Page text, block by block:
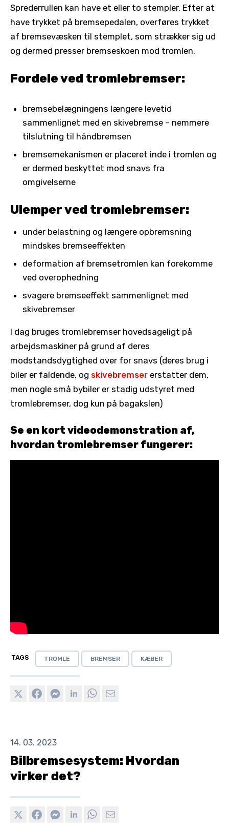
Sprederrullen kan have et eller to stempler. Efter at
have trykket på bremsepedalen, overføres trykket
af bremsevæsken til stemplet, som strækker sig ud
og dermed presser bremseskoen mod tromlen.
Fordele ved tromlebremser:
bremsebelægningens længere levetid
sammenlignet med en skivebremse – nemmere
tilslutning til håndbremsen
bremsemekanismen er placeret inde i tromlen og
er dermed beskyttet mod snavs fra
omgivelserne
Ulemper ved tromlebremser:
under belastning og længere opbremsning
mindskes bremseeffekten
deformation af bremsetromlen kan forekomme
ved overophedning
svagere bremseeffekt sammenlignet med
skivebremser
I dag bruges tromlebremser hovedsageligt på
arbejdsmaskiner på grund af deres
modstandsdygtighed over for snavs (deres brug i
biler er faldende, og skivebremser erstatter dem,
men nogle små bybiler er stadig udstyret med
tromlebremser, dog kun på bagakslen)
Se en kort videodemonstration af,
hvordan tromlebremser fungerer:
TAGS TROMLE BREMSER KÆBER
14. 03. 2023
Bilbremsesystem: Hvordan
virker det?